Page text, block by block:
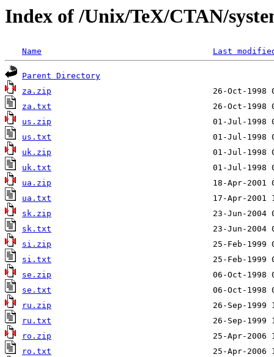
Index of /Unix/TeX/CTAN/
Name Last
Parent Directory
za.zip
za.txt
us.zip
us.txt
uk.zip
uk.txt
ua.zip
ua.txt
sk.zip
sk.txt
si.zip
si.txt
se.zip
se.txt
ru.zip
ru.txt
ro.zip
ro.txt